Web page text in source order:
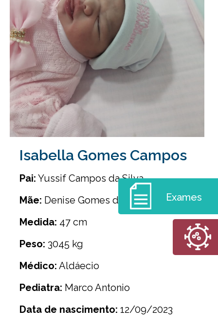
Isabella Gomes Campos
Pai: Yussif Campos da Silva
Mãe: Denise Gomes da Silva
Medida: 47 cm
Peso: 3045 kg
Médico: Aldáecio
Pediatra: Marco Antonio
Data de nascimento: 12/09/2023
Exames